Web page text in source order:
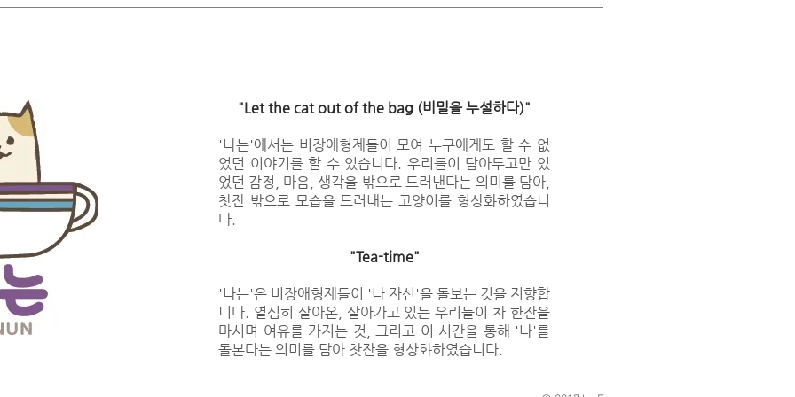
"Let the cat out of the bag ​(비밀을 누설하다)"
'나는'에서는 비장애형제들이 모여 누구에게도 할 수 없
었던 이야기를 할 수 있습니다. 우리들이 담아두고만 있
었던 감정, 마음, 생각을 밖으로 드러낸다는 의미를 담아,
찻잔 밖으로 모습을 드러내는 고양이를 형상화하였습니
다.
"Tea-time"
'나는'은 비장애형제들이 '나 자신'을 돌보는 것을 지향합
니다. 열심히 살아온, 살아가고 있는 우리들이 차 한잔을
마시며 여유를 가지는 것, 그리고 이 시간을 통해 '나'를
돌본다는 의미를 담아 찻잔을 형상화하였습니다.